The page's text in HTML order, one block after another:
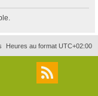
r
c
Heures au format UTC+02:00